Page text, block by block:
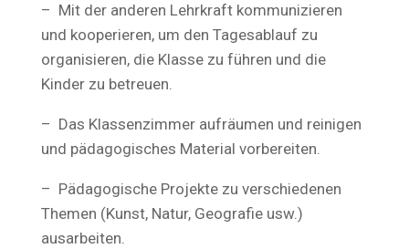
– Mit der anderen Lehrkraft kommunizieren
und kooperieren, um den Tagesablauf zu
organisieren, die Klasse zu führen und die
Kinder zu betreuen.
– Das Klassenzimmer aufräumen und reinigen
und pädagogisches Material vorbereiten.
– Pädagogische Projekte zu verschiedenen
Themen (Kunst, Natur, Geografie usw.)
ausarbeiten.